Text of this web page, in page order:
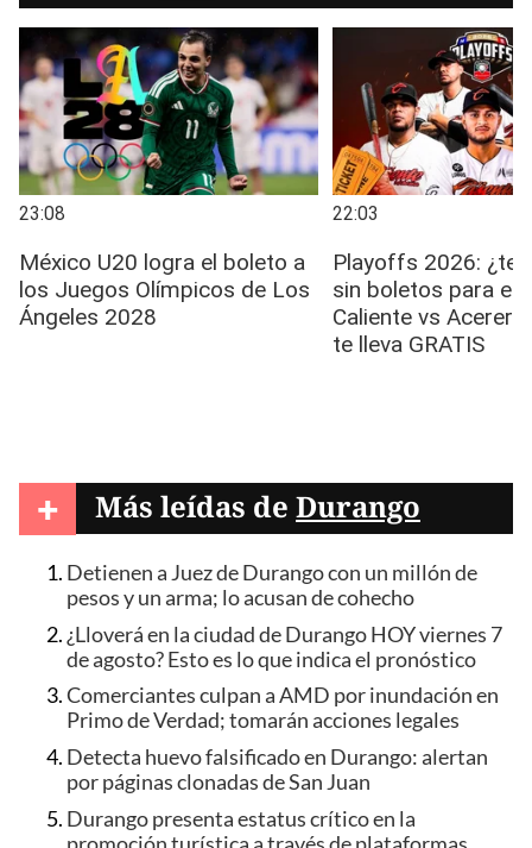
+ Más leídas de Durango
Detienen a Juez de Durango con un millón de
pesos y un arma; lo acusan de cohecho
¿Lloverá en la ciudad de Durango HOY viernes 7
de agosto? Esto es lo que indica el pronóstico
Comerciantes culpan a AMD por inundación en
Primo de Verdad; tomarán acciones legales
Detecta huevo falsificado en Durango: alertan
por páginas clonadas de San Juan
Durango presenta estatus crítico en la